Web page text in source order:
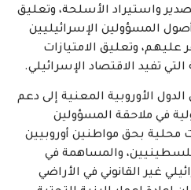
واستيراد الأسلحة، وتعليق
المسؤولين الإسرائيليين
وتعليق الامتيازات
التي تفيد الاقتصاد الإسرائيلي.
الأوروبية المعنية إلى دعم
في ملاحقة المسؤولين
محلية بحق مواطنين أوروبيين
والمساهمة في
غير القانوني في الأراضي